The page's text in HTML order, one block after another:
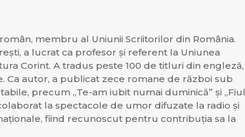
membru al Uniunii Scriitorilor din România.
a lucrat ca profesor și referent la Uniunea
Corint. A tradus peste 100 de titluri din engleză,
autor, a publicat zece romane de război sub
precum „Te-am iubit numai duminică” și „Fiul
la spectacole de umor difuzate la radio și
fiind recunoscut pentru contribuția sa la